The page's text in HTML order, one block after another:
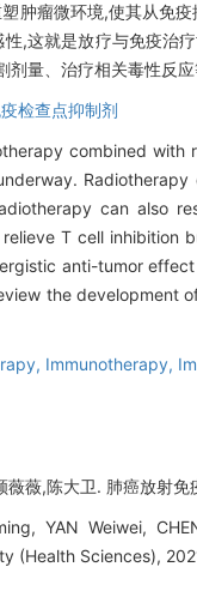
肿瘤微环境,使其从免
,这就是放疗与免疫治
量、治疗相关毒性反应
检查点抑制剂
combined
can also
T cell inhibition
anti-tumor
the development
Immunotherapy,
薇薇,陈大卫. 肺癌放射
YAN Weiwei,
(Health Sciences),